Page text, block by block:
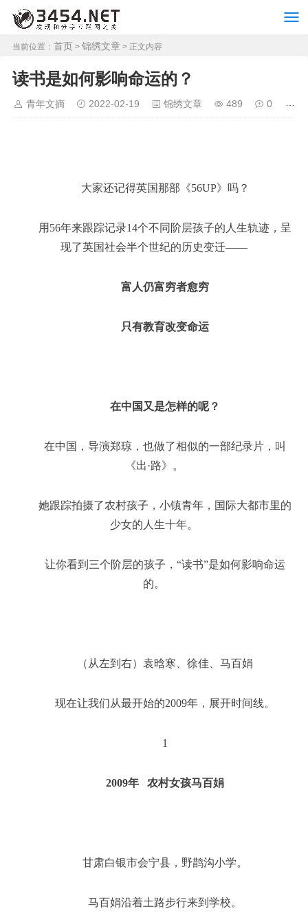
当前位置： 首页 > 锦绣文章 > 正文内容
读书是如何影响命运的？
青年文摘 2022-02-19 锦绣文章 489 0
大家还记得英国那部《56UP》吗？
用56年来跟踪记录14个不同阶层孩子的人生轨迹，呈
现了英国社会半个世纪的历史变迁——
富人仍富穷者愈穷
只有教育改变命运
在中国又是怎样的呢？
在中国，导演郑琼，也做了相似的一部纪录片，叫
《出·路》。
她跟踪拍摄了农村孩子，小镇青年，国际大都市里的
少女的人生十年。
让你看到三个阶层的孩子，“读书”是如何影响命运
的。
（从左到右）袁晗寒、徐佳、马百娟
现在让我们从最开始的2009年，展开时间线。
1
2009年 农村女孩马百娟
甘肃白银市会宁县，野鹊沟小学。
马百娟沿着土路步行来到学校。